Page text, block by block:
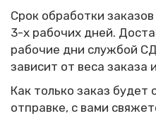
Срок обработки
3-х рабочих дней.
рабочие дни службой
зависит от веса заказа
Как только заказ будет
отправке, с вами